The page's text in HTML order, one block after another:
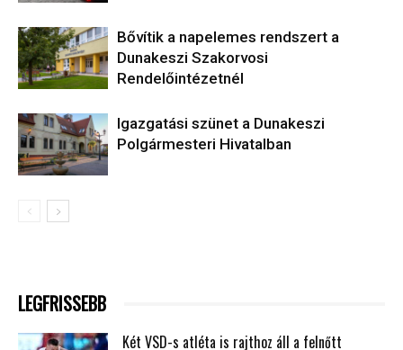
Bővítik a napelemes rendszert a
Dunakeszi Szakorvosi
Rendelőintézetnél
Igazgatási szünet a Dunakeszi
Polgármesteri Hivatalban
LEGFRISSEBB
Két VSD-s atléta is rajthoz áll a felnőtt